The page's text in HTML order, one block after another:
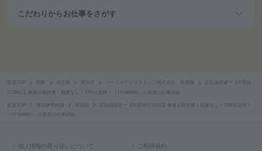
こだわりからお仕事をさがす
派遣TOP 埼玉県 草加市 パーソルテンプスタッフ株式会社 首都圏
正社員前提＊【年間休
日126日】事務＆軽作業！残業なし！17時台定時！（111448481）の派遣の仕事詳細
派遣TOP 東武伊勢崎線 草加駅
正社員前提＊【年間休日126日】事務＆軽作業！残業なし！17時台定時！
（111448481）の派遣の仕事詳細
個人情報の取り扱いについて ご利用規約